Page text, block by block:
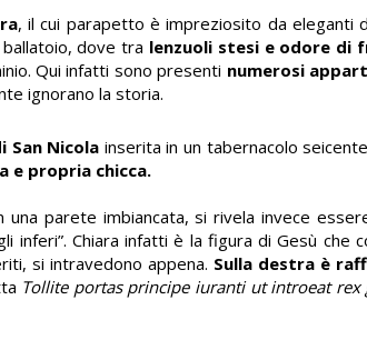
, il cui parapetto è impreziosito da eleganti
dove tra lenzuoli stesi e odore di
Qui infatti sono presenti numerosi
ignorano la storia.
San Nicola inserita in un tabernacolo
e propria chicca.
parete imbiancata, si rivela invece
inferi”. Chiara infatti è la figura di Gesù che
si intravedono appena. Sulla destra è
Tollite portas principe iuranti ut introeat rex